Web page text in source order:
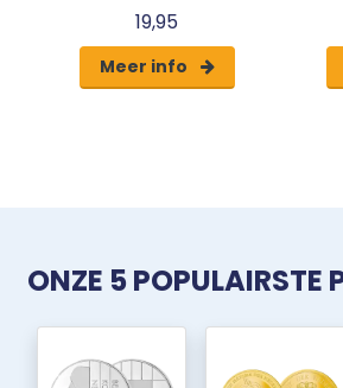
19,95
Meer info
ONZE 5